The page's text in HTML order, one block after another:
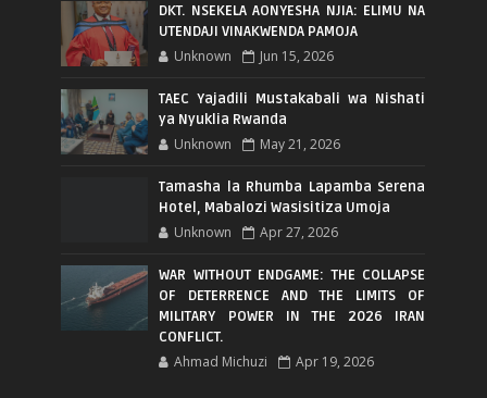
DKT. NSEKELA AONYESHA NJIA: ELIMU NA
UTENDAJI VINAKWENDA PAMOJA
Unknown Jun 15, 2026
TAEC Yajadili Mustakabali wa Nishati
ya Nyuklia Rwanda
Unknown May 21, 2026
Tamasha la Rhumba Lapamba Serena
Hotel, Mabalozi Wasisitiza Umoja
Unknown Apr 27, 2026
WAR WITHOUT ENDGAME: THE COLLAPSE
OF DETERRENCE AND THE LIMITS OF
MILITARY POWER IN THE 2026 IRAN
CONFLICT.
Ahmad Michuzi Apr 19, 2026